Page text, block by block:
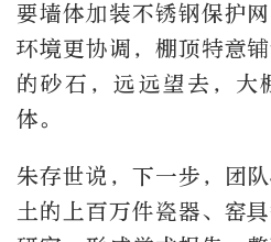
要墙体加装不锈钢保护
环境更协调，棚顶特意
的砂石，远远望去，大
体。
朱存世说，下一步，团
土的上百万件瓷器、窑